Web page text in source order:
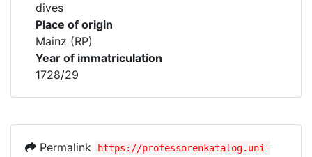
dives
Place of origin
Mainz (RP)
Year of immatriculation
1728/29
Permalink
https://professorenkatalog.uni-